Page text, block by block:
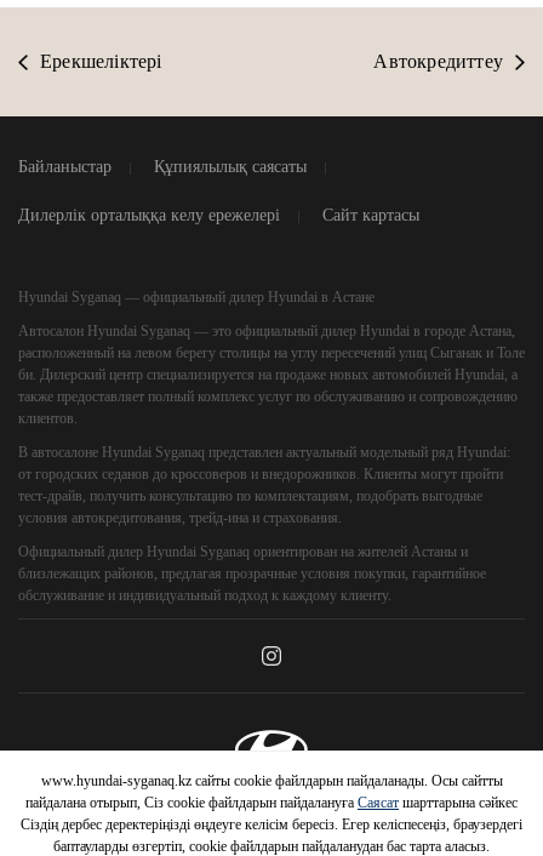
Ерекшеліктері Автокредиттеу
Байланыстар Құпиялылық саясаты
Дилерлік орталыққа келу ережелері Сайт картасы
Hyundai Syganaq — официальный дилер Hyundai в Астане
Автосалон Hyundai Syganaq — это официальный дилер Hyundai в городе Астана,
расположенный на левом берегу столицы на углу пересечений улиц Сыганак и Толе
би. Дилерский центр специализируется на продаже новых автомобилей Hyundai, а
также предоставляет полный комплекс услуг по обслуживанию и сопровождению
клиентов.
В автосалоне Hyundai Syganaq представлен актуальный модельный ряд Hyundai:
от городских седанов до кроссоверов и внедорожников. Клиенты могут пройти
тест-драйв, получить консультацию по комплектациям, подобрать выгодные
условия автокредитования, трейд-ина и страхования.
Официальный дилер Hyundai Syganaq ориентирован на жителей Астаны и
близлежащих районов, предлагая прозрачные условия покупки, гарантийное
обслуживание и индивидуальный подход к каждому клиенту.
© 2026 Hyundai Motor Company
www.hyundai-syganaq.kz сайты cookie файлдарын пайдаланады. Осы сайтты
пайдалана отырып, Сіз cookie файлдарын пайдалануға Саясат шарттарына сәйкес
Сіздің дербес деректеріңізді өңдеуге келісім бересіз. Егер келіспесеңіз, браузердегі
баптауларды өзгертіп, cookie файлдарын пайдаланудан бас тарта аласыз.